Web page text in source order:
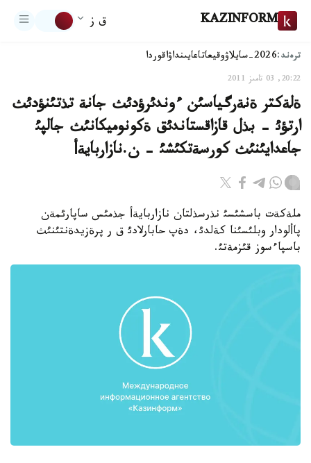
KAZINFORM ق ز
ترەند:2026-سايلاۋ وقيعاتاعايىنداۋاقوردا
20:22, 03 تامىز 2011
ةلةكتر ةنةرگياسئن ءوندئرؤدئث جانة تذتئنؤدئث
ارتؤئ - بذل قازاقستاندئق ةكونوميكانئث جالپئ
جاعدايئنئث كورسةتكئشئ - ن.نازاربايةأ
ملةكةت باسشئسئ نذرسذلتان نازاربايةأ جذمئس ساپارئمةن
پاألودار وبلئسئنا كةلدئ، دةپ حابارلادئ ق ر پرةزيدةنتئنئث
باسپاءسوز قئزمةتئ.